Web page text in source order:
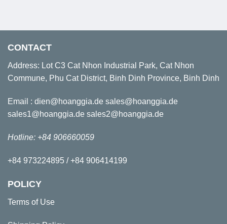
CONTACT
Address: Lot C3 Cat Nhon Industrial Park, Cat Nhon
Commune, Phu Cat District, Binh Dinh Province, Binh Dinh
Email : dien@hoanggia.de sales@hoanggia.de
sales1@hoanggia.de sales2@hoanggia.de
Hotline: +84 906660059
+84 973224895 / +84 906414199
POLICY
Terms of Use